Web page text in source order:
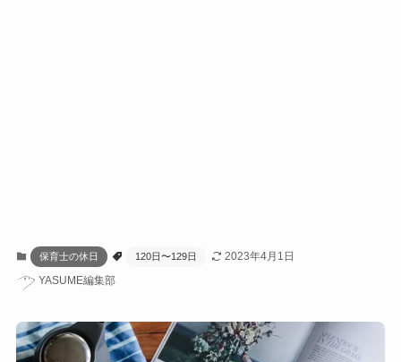
保育士の休日 120日〜129日
2023年4月1日
YASUME編集部